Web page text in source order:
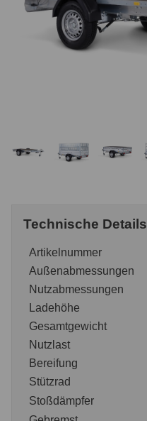
Technische Details
Artikelnummer
Außenabmessungen
Nutzabmessungen
Ladehöhe
Gesamtgewicht
Nutzlast
Bereifung
Stützrad
Stoßdämpfer